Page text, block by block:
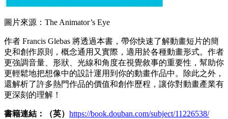
圖片來源：The Animator’s Eye
作者 Francis Glebas 將透過本書，帶你快速了解動畫短片的簡
史和創作原則，概念通用又實際，適用於各種動畫形式。作者
更強調音量、形狀、光線和角度在視覺敘事的重要性，幫助你
更輕鬆地把想像中的設計運用到你的動畫作品中。除此之外，
還解析了許多熱門作品的價值和創作歷程，讓你對動畫產業有
更深刻的理解！
書籍連結：（英） https://book.douban.com/subject/11226538/